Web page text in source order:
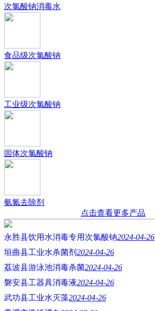
次氯酸钠消毒水
食品级次氯酸钠
工业级次氯酸钠
固体次氯酸钠
氨氮去除剂
点击查看更多产品
永胜县饮用水消毒专用次氯酸钠2024-04-26
垣曲县工业水杀菌剂 2024-04-26
荔波县游泳池消毒杀菌2024-04-26
磐安县工器具消毒液2024-04-26
武功县工业水灭藻2024-04-26